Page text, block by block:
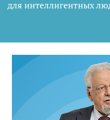
для интеллигентных